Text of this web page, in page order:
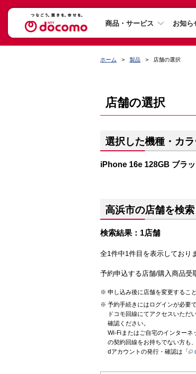
商品・サービス お知ら
ホーム 製品 店舗の選択
店舗の選択
選択した機種・カラ
iPhone 16e 128GB ブラッ
高浜市の店舗を検
検索結果：1店舗
全1件中1件目を表示しており
予約申込する店舗/購入商品受
申し込み後に店舗を変更するこ
予約手続きにはログインが必要で
ドコモ回線にてアクセスいただ
確認ください。
Wi-Fiまたはご自宅のインター
の契約回線をお持ちでない方も
dアカウントの発行・確認は「